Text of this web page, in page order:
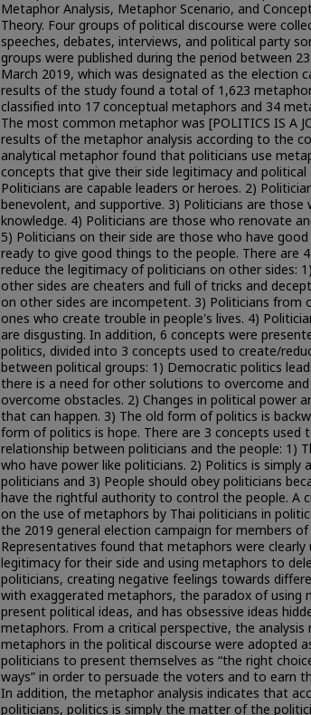
Metaphor Analysis, Metaphor Scenario, and
Theory. Four groups of political discourse were
speeches, debates, interviews, and political party
groups were published during the period between
March 2019, which was designated as the election
results of the study found a total of 1,623
classified into 17 conceptual metaphors and 34
The most common metaphor was [POLITICS IS A
results of the metaphor analysis according to the
analytical metaphor found that politicians use
concepts that give their side legitimacy and political
Politicians are capable leaders or heroes. 2)
benevolent, and supportive. 3) Politicians are those
knowledge. 4) Politicians are those who renovate
5) Politicians on their side are those who have
ready to give good things to the people. There are
reduce the legitimacy of politicians on other sides:
other sides are cheaters and full of tricks and
on other sides are incompetent. 3) Politicians from
ones who create trouble in people's lives. 4)
are disgusting. In addition, 6 concepts were
politics, divided into 3 concepts used to create/
between political groups: 1) Democratic politics
there is a need for other solutions to overcome
overcome obstacles. 2) Changes in political power
that can happen. 3) The old form of politics is
form of politics is hope. There are 3 concepts used
relationship between politicians and the people: 1)
who have power like politicians. 2) Politics is simply
politicians and 3) People should obey politicians
have the rightful authority to control the people. A
on the use of metaphors by Thai politicians in
the 2019 general election campaign for members
Representatives found that metaphors were
legitimacy for their side and using metaphors to
politicians, creating negative feelings towards
with exaggerated metaphors, the paradox of using
present political ideas, and has obsessive ideas
metaphors. From a critical perspective, the analysis
metaphors in the political discourse were adopted
politicians to present themselves as “the right
ways” in order to persuade the voters and to earn
In addition, the metaphor analysis indicates that
politicians, politics is simply the matter of the